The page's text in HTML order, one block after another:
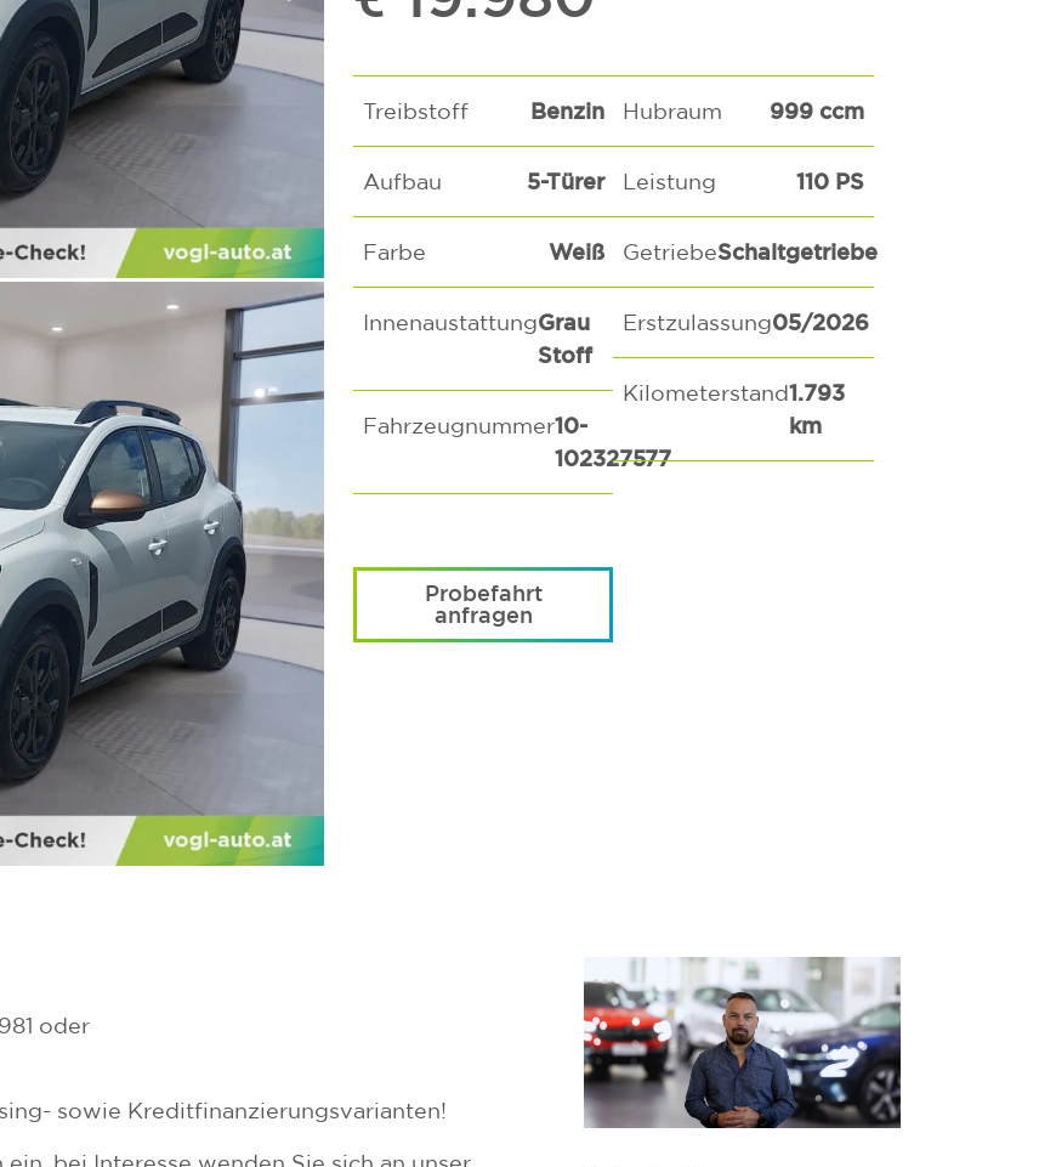
Treibstoff Benzin
Aufbau 5-Türer
Farbe Weiß
InnenaustattungGrau
Stoff
Fahrzeugnummer10-
102327577
Hubraum 999 ccm
Leistung 110 PS
GetriebeSchaltgetriebe
Erstzulassung05/2026
Kilometerstand1.793
km
Probefahrt
anfragen
oder
sowie Kreditfinanzierungsvarianten!
bei Interesse wenden Sie sich an unser